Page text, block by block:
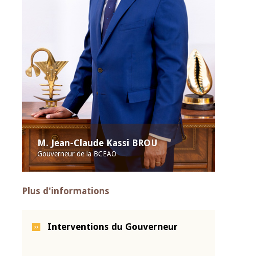
M. Jean-Claude Kassi BROU
Gouverneur de la BCEAO
Plus d'informations
Interventions du Gouverneur